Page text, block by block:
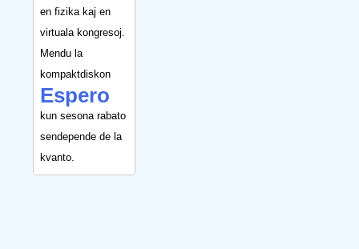
en fizika kaj en
virtuala kongresoj.
Mendu la
kompaktdiskon
Espero
kun sesona rabato
sendepende de la
kvanto.